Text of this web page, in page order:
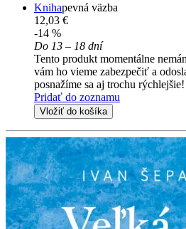
Knihapevná väzba
12,03 €
-14 %
Do 13 – 18 dní
Tento produkt momentálne
vám ho vieme zabezpečiť a
posnažíme sa aj trochu rýchlejšie!
Pridať do zoznamu
Vložiť do košíka